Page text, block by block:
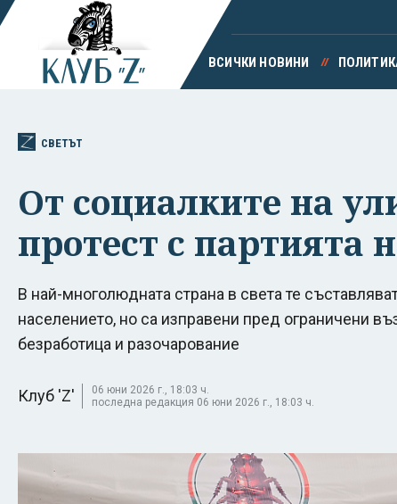
ВСИЧКИ НОВИНИ
СВЕТЪТ
От социалките на
протест с партията
В най-многолюдната страна в света те
населението, но са изправени пред ограничени
безработица и разочарование
Клуб 'Z'
06 юни 2026 г., 18:03 ч.
последна редакция 06 юни 2026 г., 18:03 ч.